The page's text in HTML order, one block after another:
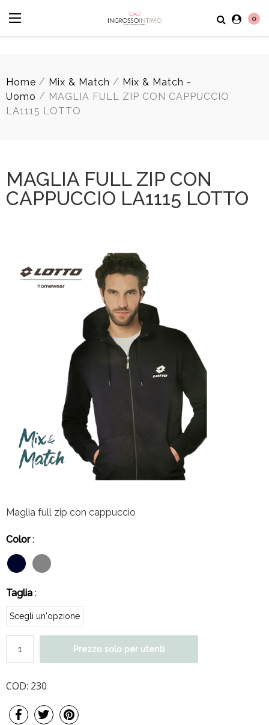
0
Home / Mix & Match / Mix & Match -
Uomo / MAGLIA FULL ZIP CON CAPPUCCIO
LA1115 LOTTO
MAGLIA FULL ZIP CON
CAPPUCCIO LA1115 LOTTO
Maglia full zip con cappuccio
Color:
Taglia :
Prezzo solo per utenti
COD: 230